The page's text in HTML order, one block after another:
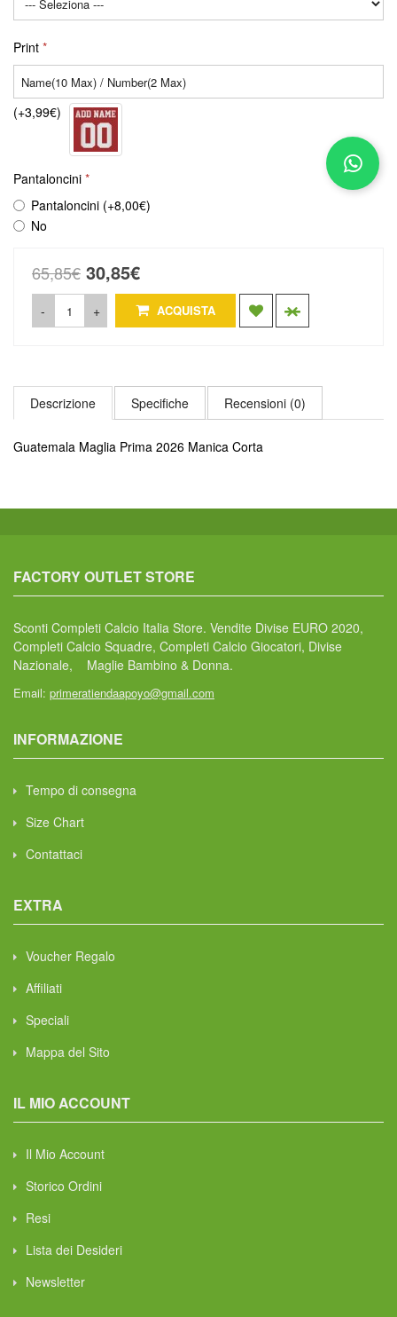
Print
(+3,99€)
Pantaloncini
Pantaloncini (+8,00€)
No
65,85€ 30,85€
- + ACQUISTA
Descrizione Specifiche Recensioni (0)
Guatemala Maglia Prima 2026 Manica Corta
FACTORY OUTLET STORE
Sconti Completi Calcio Italia Store. Vendite Divise EURO 2020,
Completi Calcio Squadre, Completi Calcio Giocatori, Divise
Nazionale, Maglie Bambino & Donna.
Email: primeratiendaapoyo@gmail.com
INFORMAZIONE
Tempo di consegna
Size Chart
Contattaci
EXTRA
Voucher Regalo
Affiliati
Speciali
Mappa del Sito
IL MIO ACCOUNT
Il Mio Account
Storico Ordini
Resi
Lista dei Desideri
Newsletter